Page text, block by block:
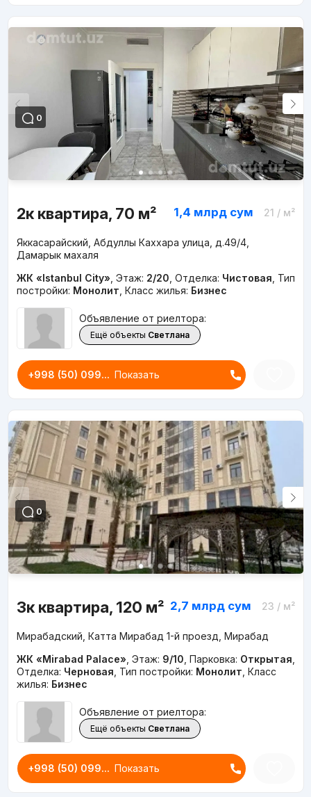
0
2к квартира, 70 м² 1,4 млрд сум 21 / м²
Яккасарайский, Абдуллы Каххара улица, д.49/4,
Дамарык махаля
ЖК «Istanbul City» Этаж: 2/20 Отделка: Чистовая Тип
постройки: Монолит Класс жилья: Бизнес
Объявление от риелтора:
Ещё объекты Светлана
+998 (50) 099... Показать
0
3к квартира, 120 м² 2,7 млрд сум 23 / м²
Мирабадский, Катта Мирабад 1-й проезд, Мирабад
ЖК «Mirabad Palace» Этаж: 9/10 Парковка: Открытая
Отделка: Черновая Тип постройки: Монолит Класс
жилья: Бизнес
Объявление от риелтора:
Ещё объекты Светлана
+998 (50) 099... Показать